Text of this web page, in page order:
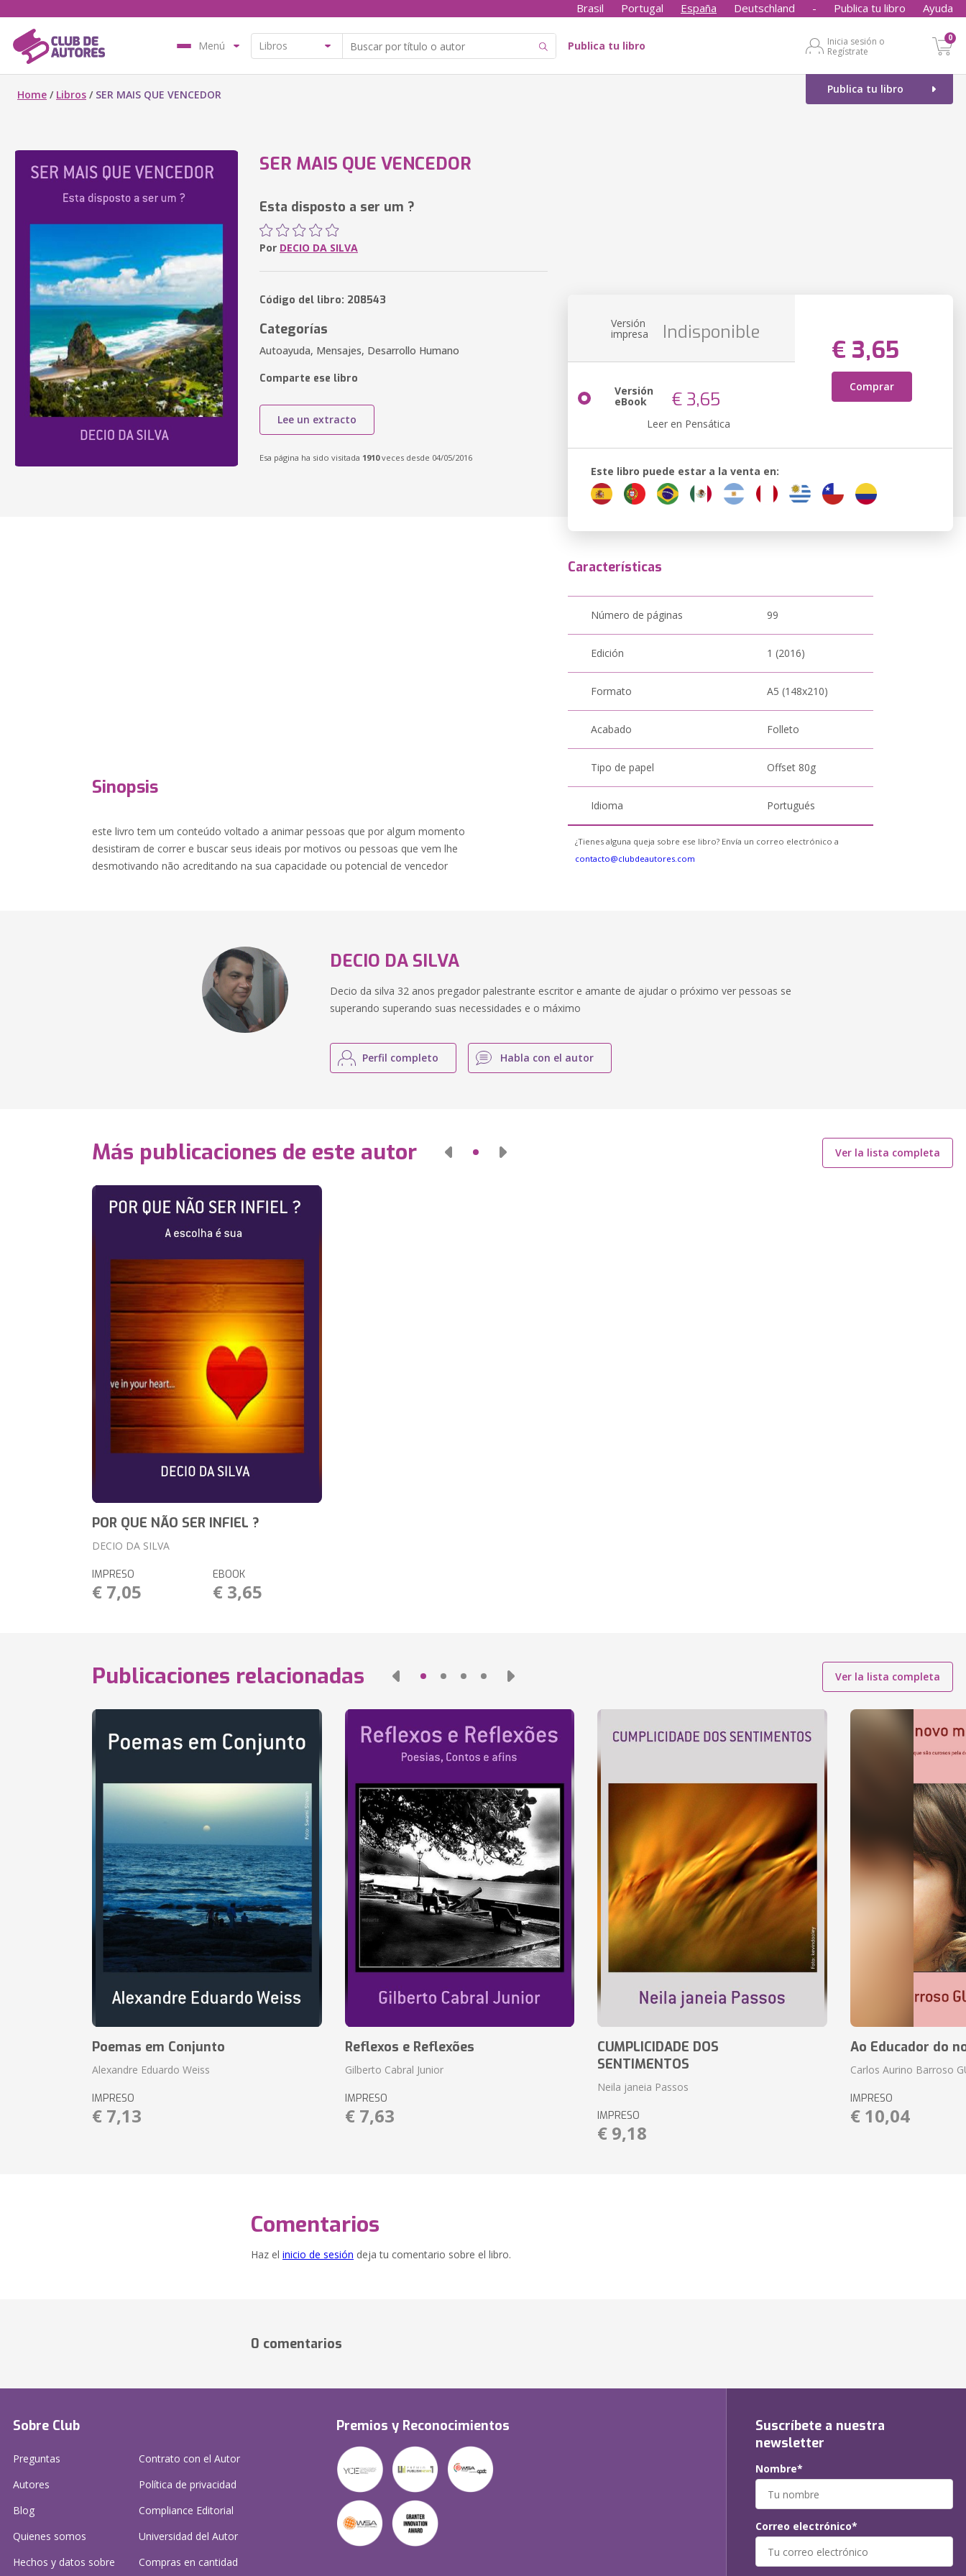
Brasil Portugal España Deutschland - Publica tu libro Ayuda
Menú Publica tu libro
Inicia sesión o
Regístrate
0
Publica tu libro
Home / Libros / SER MAIS QUE VENCEDOR
SER MAIS QUE VENCEDOR
Esta disposto a ser um ?
Por DECIO DA SILVA
Código del libro: 208543
Categorías
Autoayuda, Mensajes, Desarrollo Humano
Comparte ese libro
Lee un extracto
Esa página ha sido visitada 1910veces desde 04/05/2016
Versión
impresa Indisponible
€ 3,65
Comprar
Versión
eBook € 3,65
Leer en Pensática
Este libro puede estar a la venta en:
Sinopsis
este livro tem um conteúdo voltado a animar pessoas que por algum momento
desistiram de correr e buscar seus ideais por motivos ou pessoas que vem lhe
desmotivando não acreditando na sua capacidade ou potencial de vencedor
Características
Número de páginas 99
Edición 1 (2016)
Formato A5 (148x210)
Acabado Folleto
Tipo de papel Offset 80g
Idioma Portugués
¿Tienes alguna queja sobre ese libro? Envía un correo electrónico a
contacto@clubdeautores.com
DECIO DA SILVA
Decio da silva 32 anos pregador palestrante escritor e amante de ajudar o próximo ver pessoas se
superando superando suas necessidades e o máximo
Perfil completo Habla con el autor
Más publicaciones de este autor Ver la lista completa
POR QUE NÃO SER INFIEL ?
DECIO DA SILVA
IMPRESO
€ 7,05
EBOOK
€ 3,65
Publicaciones relacionadas Ver la lista completa
Poemas em Conjunto
Alexandre Eduardo Weiss
IMPRESO
€ 7,13
Reflexos e Reflexões
Gilberto Cabral Junior
IMPRESO
€ 7,63
CUMPLICIDADE DOS
SENTIMENTOS
Neila janeia Passos
IMPRESO
€ 9,18
Ao Educador do
Carlos Aurino Barroso
IMPRESO
€ 10,04
Comentarios
Haz el inicio de sesión deja tu comentario sobre el libro.
0 comentarios
Sobre Club
Preguntas
Autores
Blog
Quienes somos
Hechos y datos sobre
Contrato con el Autor
Política de privacidad
Compliance Editorial
Universidad del Autor
Compras en cantidad
Premios y Reconocimientos
Suscríbete a nuestra
newsletter
Nombre*
Correo electrónico*